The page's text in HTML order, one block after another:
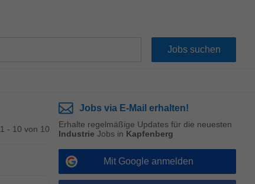
1 - 10 von 10
Jobs via E-Mail erhalten!
Erhalte regelmäßige Updates für die neuesten
Industrie Jobs in Kapfenberg
Mit Google anmelden